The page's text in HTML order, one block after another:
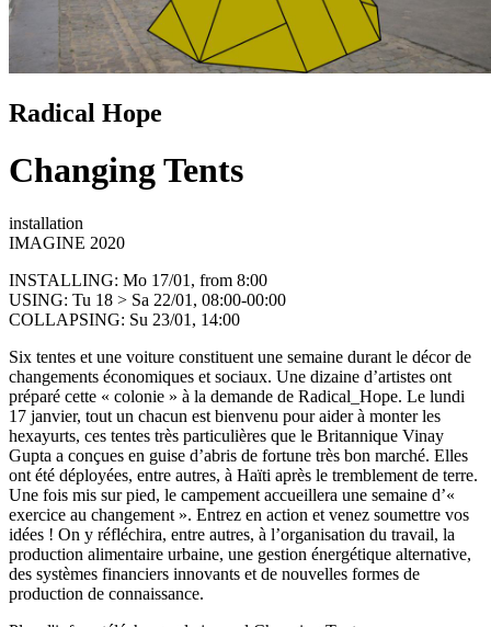
Radical Hope
Changing Tents
installation
IMAGINE 2020
INSTALLING: Mo 17/01, from 8:00
USING: Tu 18 > Sa 22/01, 08:00-00:00
COLLAPSING: Su 23/01, 14:00
Six tentes et une voiture constituent une semaine durant le décor de
changements économiques et sociaux. Une dizaine d’artistes ont
préparé cette « colonie » à la demande de Radical_Hope. Le lundi
17 janvier, tout un chacun est bienvenu pour aider à monter les
hexayurts, ces tentes très particulières que le Britannique Vinay
Gupta a conçues en guise d’abris de fortune très bon marché. Elles
ont été déployées, entre autres, à Haïti après le tremblement de terre.
Une fois mis sur pied, le campement accueillera une semaine d’«
exercice au changement ». Entrez en action et venez soumettre vos
idées ! On y réfléchira, entre autres, à l’organisation du travail, la
production alimentaire urbaine, une gestion énergétique alternative,
des systèmes financiers innovants et de nouvelles formes de
production de connaissance.